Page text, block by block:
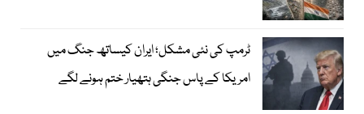
ٹرمپ کی نئی مشکل؛ ایران کیساتھ جنگ میں
امریکا کے پاس جنگی ہتھیار ختم ہونے لگے